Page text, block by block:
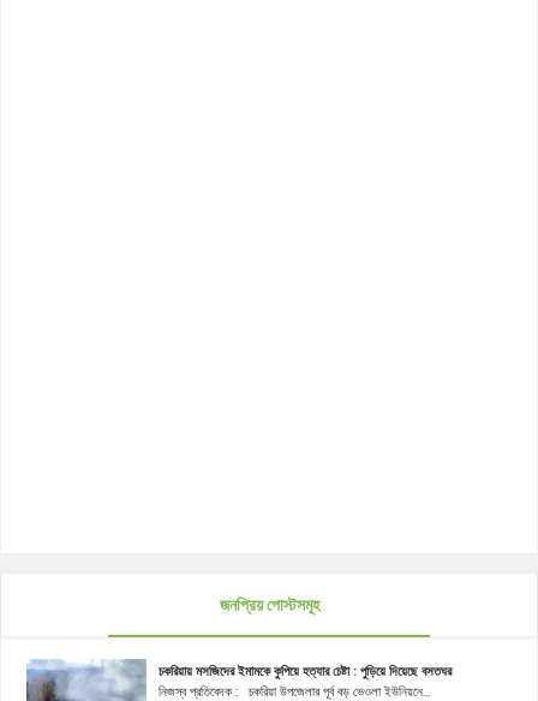
জনপ্রিয় পোস্টসমূহ
চকরিয়ায় মসজিদের ইমামকে কুপিয়ে হত্যার চেষ্টা : পুড়িয়ে দিয়েছে বসতঘর
নিজস্ব প্রতিবেদক : চকরিয়া উপজেলার পূর্ব বড় ভেওলা ইউনিয়নে...